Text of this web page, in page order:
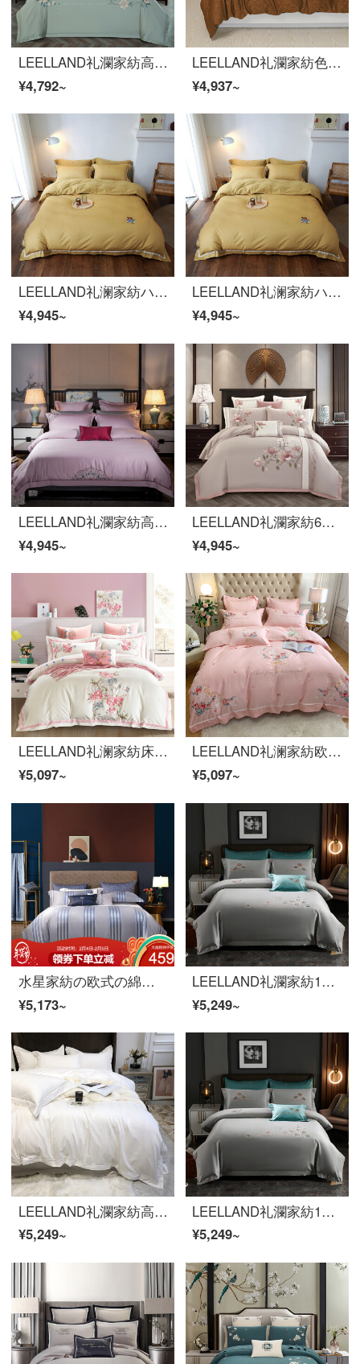
LEELLAND礼瀾家紡高品質60本の綿綿綿綿綿綿綿綿綿綿綿綿綿綿綿刺繍ベッドの上の4点セットの純綿刺繍ベッドセット雲錦1.8-2.0メートルベッド/220*240 cm
¥4,792~
LEELLAND礼瀾家紡色織のジャカードは60 Sの研磨と秋冬保温の全綿のベッドの上で4件のセットAB版の厚い純綿の4件のセットの官黛1.8-2.0メートルのベッド/220*240 cmの布団カバーをつづり合わせます。
¥4,937~
LEELLAND礼澜家紡ハイエンドの60本の綿花の肌理刺繍の寝具4点セットの純綿を厚くした保温ベッドセットの索倫娜カット秋黄1.5-1.8メートルのベッド/200*230 cm布団セット
¥4,945~
LEELLAND礼澜家紡ハイエンドの60本の綿花の肌理刺繍の寝具4点セットの純綿を厚くした保温ベッドセットの索倫娜カット秋黄1.5-1.8メートルのベッド/200*230 cm布団セット
¥4,945~
LEELLAND礼瀾家紡高級新中国式60本の綿花刺繍全綿四点セットの純綿古韻刺繍ベッド用品4点セット刺繍雲1.5-1.8メートルベッド/シーツ四点セット
¥4,945~
LEELLAND礼瀾家紡60本の長い綿の綿の綿の綿の綿の緞子の新しい中国式の刺繍の寝具の4つのセットの純綿の見本の間のベッドの品物のセットはオプションで多くセットして月色の4つのセットの1.5-1.8メートルのベッド/200*230 cm
¥4,945~
LEELLAND礼澜家紡床品セット新中国式60本の綿刺繍の全綿ベッドの上に4つのセットの純綿綿綿の綿の綿の綿の綿の綿の綿の綿の布団カバー4つのセットの恥ずかしい花-米粉1.5-1.8メートルのベッド/200*230 cm
¥5,097~
LEELLAND礼澜家紡欧式軽奢60本の綿刺繍ベッドの上に五つ星ホテルのベッド用品の純綿サンプルセットバレエガール1.5-1.8メートルベッド/200*230 cm
¥5,097~
水星家紡の欧式の綿の刺繍の寝具のシーツカバーが軽い贅沢な四点セットのエドガー1.8メートルのベッド（適応220*240芯）になっています。
¥5,173~
LEELLAND礼瀾家紡100本の50双の綿の新しい中国式の刺繍の全綿のベッドの上で4件のセットの純綿の貢の緞子のハイエンドの刺繍のベッドの品物のセットの俊秀-ほこりの1.8-2000メートルのベッド/220*240 cm
¥5,249~
LEELLAND礼瀾家紡高級100本の軽豪華花全綿四点セット5つ星ホテル風豪綿寝具高品質ベッドセットモリス白1.8-2.0メートルベッド/220*240 cm
¥5,249~
LEELLAND礼瀾家紡100本の50双の綿の新しい中国式の刺繍の全綿のベッドの上で4件のセットの純綿の貢の緞子のハイエンドの刺繍のベッドの品物のセットの俊秀-ほこりの1.8-2000メートルのベッド/220*240 cm
¥5,249~